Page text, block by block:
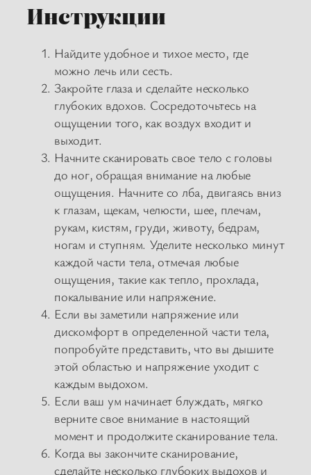
Инструкции
Найдите удобное и тихое место, где
можно лечь или сесть.
Закройте глаза и сделайте несколько
глубоких вдохов. Сосредоточьтесь на
ощущении того, как воздух входит и
выходит.
Начните сканировать свое тело с головы
до ног, обращая внимание на любые
ощущения. Начните со лба, двигаясь вниз
к глазам, щекам, челюсти, шее, плечам,
рукам, кистям, груди, животу, бедрам,
ногам и ступням. Уделите несколько минут
каждой части тела, отмечая любые
ощущения, такие как тепло, прохлада,
покалывание или напряжение.
Если вы заметили напряжение или
дискомфорт в определенной части тела,
попробуйте представить, что вы дышите
этой областью и напряжение уходит с
каждым выдохом.
Если ваш ум начинает блуждать, мягко
верните свое внимание в настоящий
момент и продолжите сканирование тела.
Когда вы закончите сканирование,
сделайте несколько глубоких выдохов и